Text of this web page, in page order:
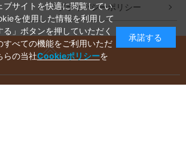
プライバシーポリシー
ブサイトを快適に閲覧してい
を使用した情報を利用して
」ボタンを押していただく
すべての機能をご利用いただ
らの当社Cookieポリシーを
承諾する